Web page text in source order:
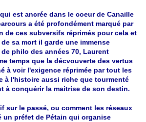
est ancrée dans le coeur de Canaille
a été profondément marqué par
de ces subversifs réprimés pour cela et
sa mort il garde une immense
philo des années 70, Laurent
temps que la décvouverte des vertus
à voir l'exigence réprimée par tout les
à l'histoire aussi riche que tourmenté
à conquérir la maitrise de son destin.
sur le passé, ou comment les réseaux
un préfet de Pétain qui organise